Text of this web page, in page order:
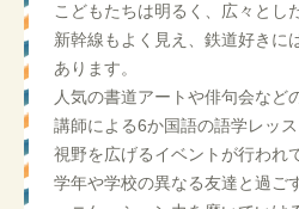
こどもたちは明るく、広々とし
新幹線もよく見え、鉄道好きに
あります。
人気の書道アートや俳句会など
講師による6か国語の語学レッ
視野を広げるイベントが行われ
学年や学校の異なる友達と過ご